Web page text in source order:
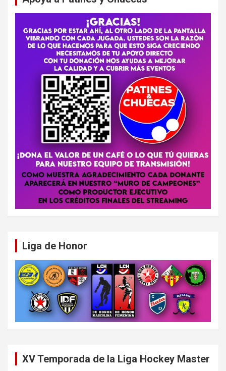
Liga de Honor
XV Temporada de la Liga Hockey Master